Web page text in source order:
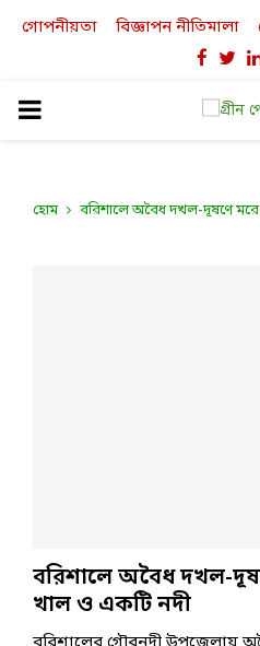
গোপনীয়তা বিজ্ঞাপন নীতিমালা
PRIMARY
হোম বরিশালে অবৈধ দখল-দূষণে
বরিশালে অবৈধ দখল-
খাল ও একটি নদী